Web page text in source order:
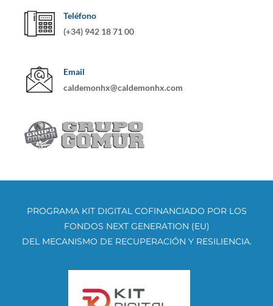
Teléfono
(+34) 942 18 71 00
Email
caldemonhx@caldemonhx.com
PROGRAMA KIT DIGITAL COFINANCIADO POR LOS
FONDOS NEXT GENERATION (EU)
DEL MECANISMO DE RECUPERACIÓN Y RESILIENCIA.